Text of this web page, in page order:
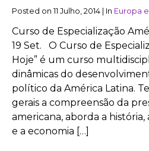
Posted on 11 Julho, 2014 In Europa
Curso de Especialização
19 Set. O Curso de
Hoje” é um curso
dinâmicas do
político da América Latina.
gerais a compreensão da
americana, aborda a
e a economia […]